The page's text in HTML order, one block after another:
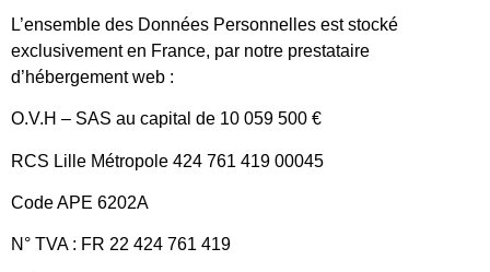
L’ensemble des Données Personnelles est stocké
exclusivement en France, par notre prestataire
d’hébergement web :
O.V.H – SAS au capital de 10 059 500 €
RCS Lille Métropole 424 761 419 00045
Code APE 6202A
N° TVA : FR 22 424 761 419